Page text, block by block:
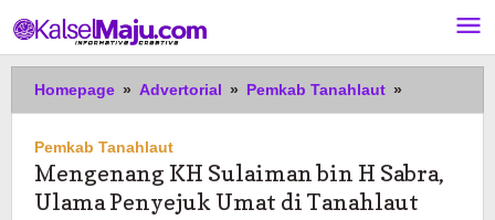
ke
konten
Homepage » Advertorial » Pemkab Tanahlaut »
KH
bin
H
Sabra,
Pemkab Tanahlaut
Mengenang KH Sulaiman bin H Sabra,
Ulama Penyejuk Umat di Tanahlaut